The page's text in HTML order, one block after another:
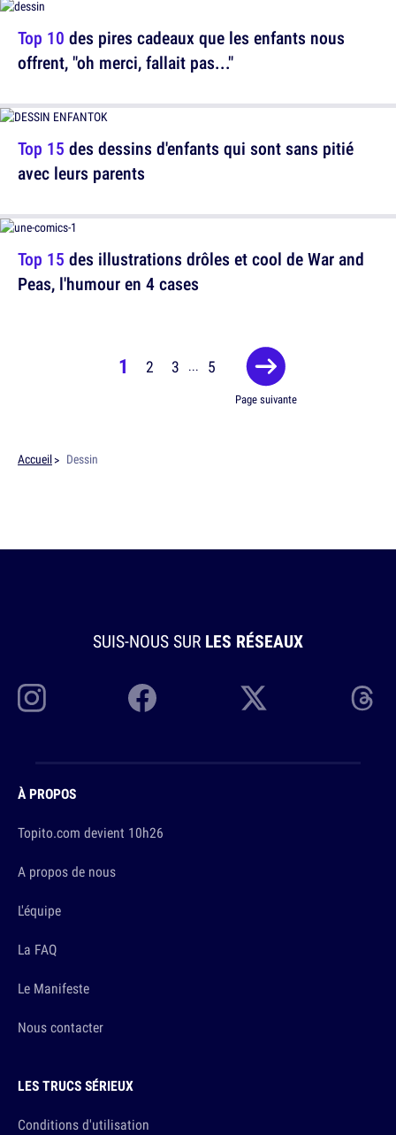
Top 15 des dessins d'enfants qui sont sans pitié
avec leurs parents
Top 10 des pires cadeaux que les enfants nous
offrent, "oh merci, fallait pas..."
Top 15 des illustrations drôles et cool de War and
Peas, l'humour en 4 cases
1 2 3 ... 5
Page suivante
Accueil Dessin
SUIS-NOUS SUR LES RÉSEAUX
À PROPOS
Topito.com devient 10h26
A propos de nous
L'équipe
La FAQ
Le Manifeste
Nous contacter
LES TRUCS SÉRIEUX
Conditions d'utilisation